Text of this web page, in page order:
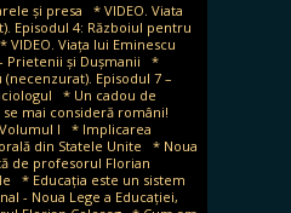
și presa
* VIDEO. Viata
Episodul 4: Războiul pentru
* VIDEO. Viața lui Eminescu
Prietenii și Dușmanii
*
(necenzurat). Episodul 7 –
* Un cadou de
mai consideră români!
I
* Implicarea
din Statele Unite
* Noua
de profesorul Florian
* Educația este un sistem
- Noua Lege a Educației,